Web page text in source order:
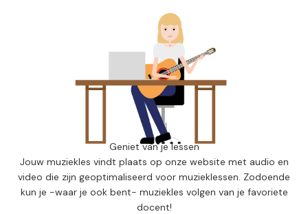
Geniet van je lessen
Jouw muziekles vindt plaats op onze website met audio en
video die zijn geoptimaliseerd voor muzieklessen. Zodoende
kun je -waar je ook bent- muziekles volgen van je favoriete
docent!